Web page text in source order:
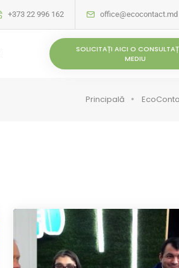
+373 22 996 162 office@ecocontact.md
SOLICITAȚI AICI O
MEDIU
Principală